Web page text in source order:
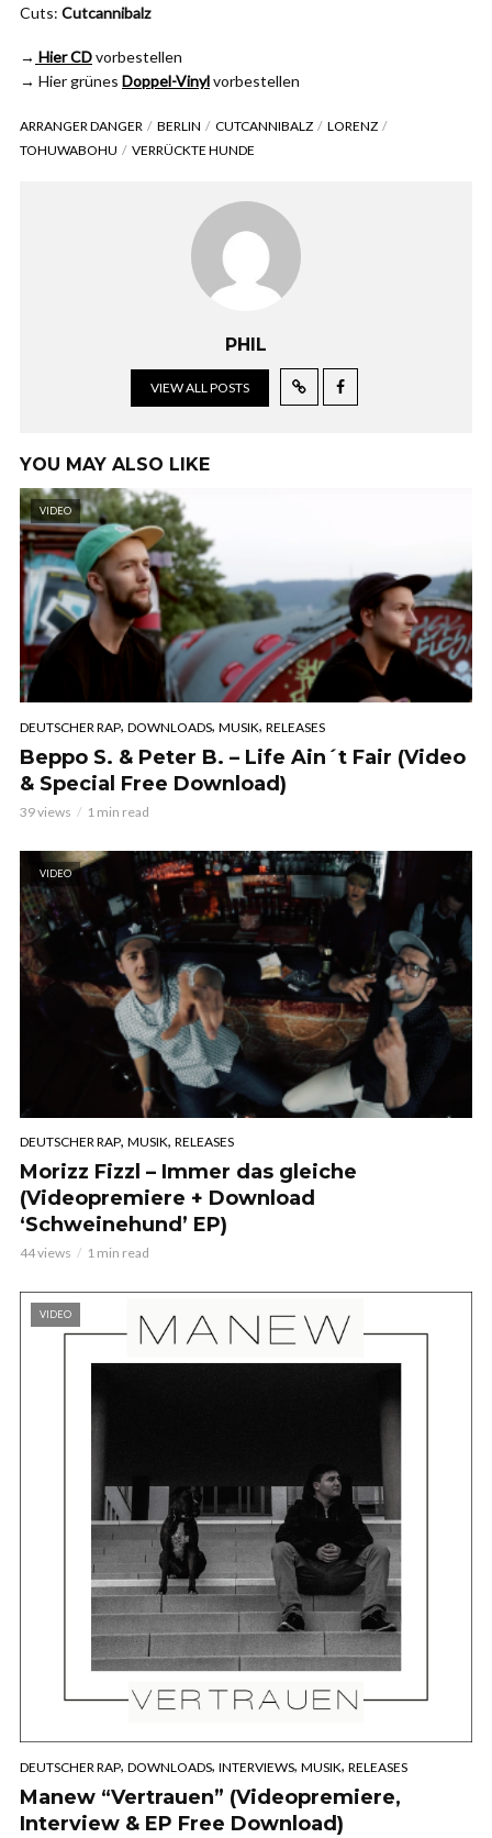
Cuts: Cutcannibalz
→ Hier CDvorbestellen
→ Hier grünes Doppel-Vinylvorbestellen
ARRANGER DANGER BERLIN CUTCANNIBALZ
LORENZ
TOHUWABOHU
VERRÜCKTE HUNDE
PHIL
VIEW ALL POSTS
YOU MAY ALSO LIKE
VIDEO
DEUTSCHER RAP, DOWNLOADS, MUSIK, RELEASES
Beppo S. & Peter B. – Life Ain´t Fair (Video
& Special Free Download)
39 views 1 min read
VIDEO
DEUTSCHER RAP, MUSIK, RELEASES
Morizz Fizzl – Immer das gleiche
(Videopremiere + Download
‘Schweinehund’ EP)
44 views 1 min read
VIDEO
DEUTSCHER RAP, DOWNLOADS, INTERVIEWS, MUSIK, RELEASES
Manew “Vertrauen” (Videopremiere,
Interview & EP Free Download)